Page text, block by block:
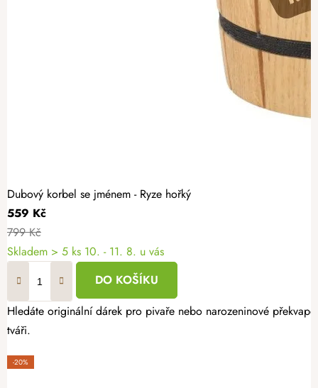
Dubový korbel se jménem - Ryze hořký
559 Kč
799 Kč
Skladem > 5 ks 10. - 11. 8. u vás
DO KOŠÍKU
Hledáte originální dárek pro pivaře nebo narozeninové
tváři.
-20%